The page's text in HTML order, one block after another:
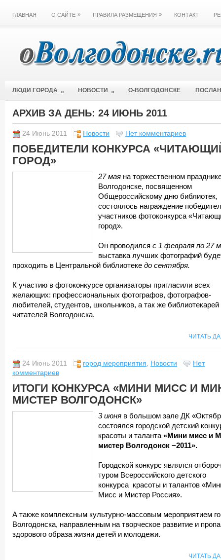
ГЛАВНАЯ О САЙТЕ » ПРАВИЛА РАЗМЕЩЕНИЯ » КОНТАКТ
ЛЮДИ ГОРОДА » НОВОСТИ » О-ВОЛГОДОНСКЕ
АРХИВ ЗА ДЕНЬ: 24 ИЮНЬ 2011
24 Июнь 2011 Новости Нет комментариев
ПОБЕДИТЕЛИ КОНКУРСА
ГОРОД»
27 мая на торжественном
Волгодонске, посвященном
Общероссийскому дню библиотек,
состоялось награждение
участников фотоконкурса
город».
Он проводился с 1 февраля по 27
выставка лучших фотографий
проходить в Центральной библиотеке до сентября.
К участию в фотоконкурсе организаторы пригласили всех
желающих: профессиональных фотографов, фотографов-
любителей, студентов, школьников, а так же библиотекарей
читателей Волгодонска.
ЧИТАТЬ
24 Июнь 2011 город мероприятия, Новости
Нет
комментариев
ИТОГИ КОНКУРСА «МИНИ МИСС И
МИСТЕР ВОЛГОДОНСК»
3 июня в большом зале ДК
состоялся городской детский
красоты и таланта «Мини мисс и
мистер Волгодонск −2011».
Городской конкурс являлся
туром Всероссийского детского
конкурса красоты и талантов
Мисс и Мистер Россия».
А также комплексным культурно-массовым мероприятием
Волгодонска, направленным на творческое развитие и
здорового образа жизни детей и молодежи.
ЧИТАТЬ